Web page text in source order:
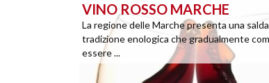
VINO ROSSO MARCHE
La regione delle Marche presenta una salda
tradizione enologica che gradualmente
essere ...